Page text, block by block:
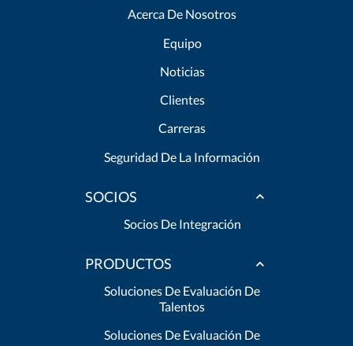
Acerca De Nosotros
Equipo
Noticias
Clientes
Carreras
Seguridad De La Información
SOCIOS
Socios De Integración
PRODUCTOS
Soluciones De Evaluación De
Talentos
Soluciones De Evaluación De